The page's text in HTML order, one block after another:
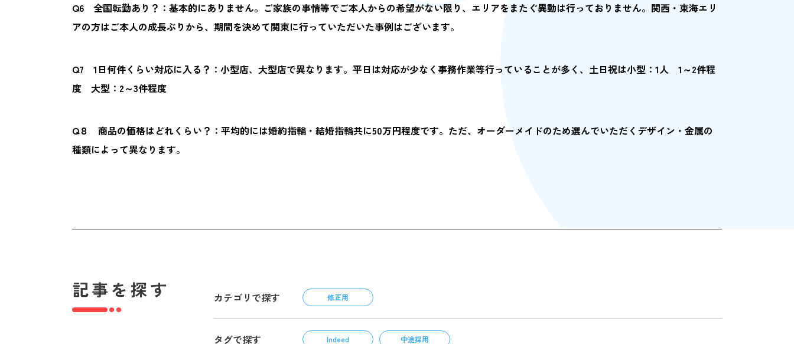
Q6 全国転勤あり？：基本的にありません。ご家族の事情等でご本人からの希望がない限り、エリアをまたぐ異動は行っておりません。関西・東海エリ
アの方はご本人の成長ぶりから、期間を決めて関東に行っていただいた事例はございます。
Q7 1日何件くらい対応に入る？：小型店、大型店で異なります。平日は対応が少なく事務作業等行っていることが多く、土日祝は小型：1人 1～2件程
度 大型：2～3件程度
Q８ 商品の価格はどれくらい？：平均的には婚約指輪・結婚指輪共に50万円程度です。ただ、オーダーメイドのため選んでいただくデザイン・金属の
種類によって異なります。
記事を探す カテゴリで探す 修正用
タグで探す Indeed 中途採用